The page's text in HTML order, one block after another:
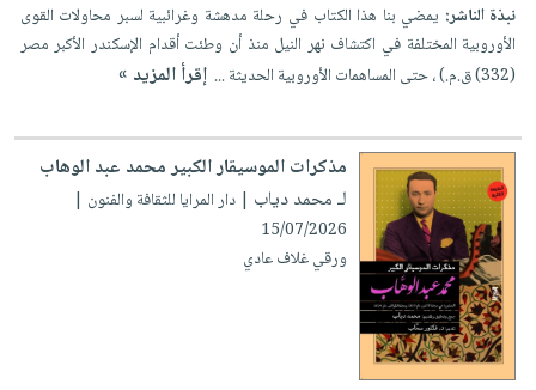
نبذة الناشر: يمضي بنا هذا الكتاب في رحلة مدهشة وغرائبية لسبر محاولات القوى
الأوروبية المختلفة في اكتشاف نهر النيل منذ أن وطئت أقدام الإسكندر الأكبر مصر
(332) ق.م.) ، حتى المساهمات الأوروبية الحديثة ...
إقرأ المزيد »
مذكرات الموسيقار الكبير محمد عبد الوهاب
لـ محمد دياب | دار المرايا للثقافة والفنون |
15/07/2026
ورقي غلاف عادي